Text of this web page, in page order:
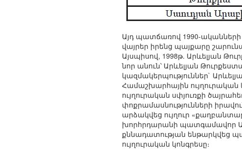
Այդ պատճառով 1990-ականների
վայրեր իրենց պայքարը
Այսպիսով, 1998թ. Արևելյան
նոր անուն՝ Արևելյան
կազմակերպություններ`
Համաշխարհային ույղուրական
ույղուրական սփյուռքի
փոքրամասնությունների
արձակվեց ույղուր
խորհրդարանի պատգամավոր
քննադատության ենթարկվեց
ույղուրական կոնգրեսը։